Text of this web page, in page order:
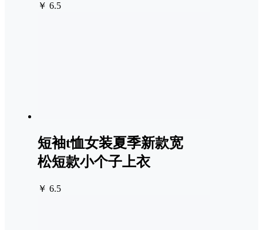
￥ 6.5
短袖t恤女装夏季新款宽
松短款小个子上衣
￥ 6.5